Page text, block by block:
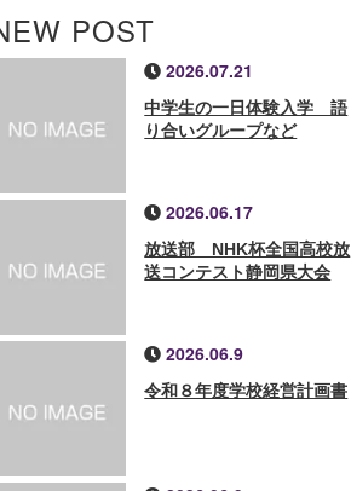
POST
2026.07.21
中学生の一日体験入学 語
り合いグループなど
2026.06.17
放送部 NHK杯全国高校放
送コンテスト静岡県大会
2026.06.9
令和８年度学校経営計画書